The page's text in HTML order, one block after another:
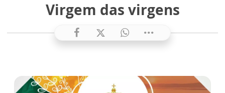
Virgem das virgens